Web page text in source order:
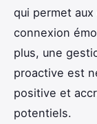
qui permet
connexion
plus, une
proactive est
positive et
potentiels.